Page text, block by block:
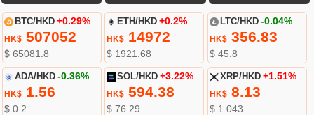
BTC/HKD +0.29%
HK$507052
$ 65081.8
ETH/HKD +0.2%
HK$ 14972
$ 1921.68
LTC/HKD -0.04%
HK$356.83
$ 45.8
ADA/HKD -0.36%
HK$1.56
$ 0.2
SOL/HKD +3.22%
HK$ 594.38
$ 76.29
XRP/HKD +1.51%
HK$8.13
$ 1.043